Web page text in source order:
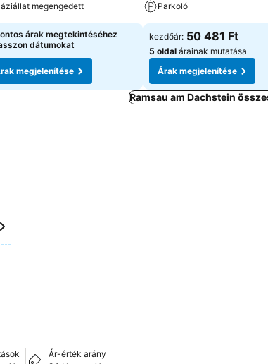
megengedett
árak megtekintéséhez
dátumokat
megjelenítése
Parkoló
kezdőár: 50 481 Ft
5 oldal árainak mutatása
Árak megjelenítése
Ramsau am Dachstein
Ár-érték arány